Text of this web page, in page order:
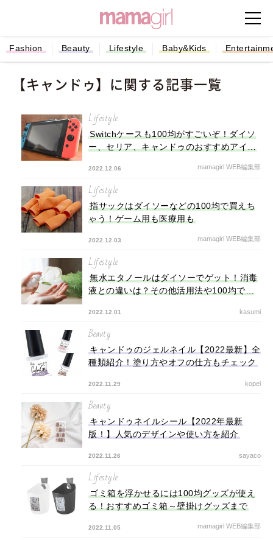
Fashion Beauty Lifestyle Baby&Kids
【キャンドゥ】に関する記事一覧
Lifestyle
Switchケースも100均がすごいぞ！ダイソ
ー、セリア、キャンドゥのおすすめアイテ
2022.12.06 mamagirl WEB編集部
Lifestyle
指サックはダイソーなどの100均で買えち
ゃう！ゲーム用も医療用も
2022.12.03 mamagirl WEB編集部
Lifestyle
無水エタノールはダイソーでゲット！消毒
液との違いは？その他活用法や100均で買
2022.12.01 kasumi
Beauty
キャンドゥのジェルネイル【2022最新】全
種類紹介！塗り方やオフの仕方もチェック
2022.11.29 kopei
Beauty
キャンドゥネイルシール【2022年最新
版！】人気のデザインや使い方を紹介
2022.11.26 sayaco
Lifestyle
ゴミ箱を浮かせるには100均グッズが使え
る！おすすめゴミ箱～壁掛けグッズまで
2022.11.05 mamagirl WEB編集部